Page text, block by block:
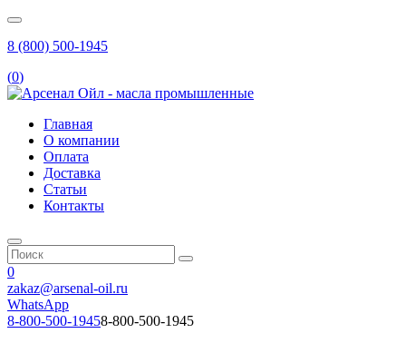
8 (800) 500-1945
(0)
Главная
О компании
Оплата
Доставка
Статьи
Контакты
0
zakaz@arsenal-oil.ru
WhatsApp
8-800-500-19458-800-500-1945